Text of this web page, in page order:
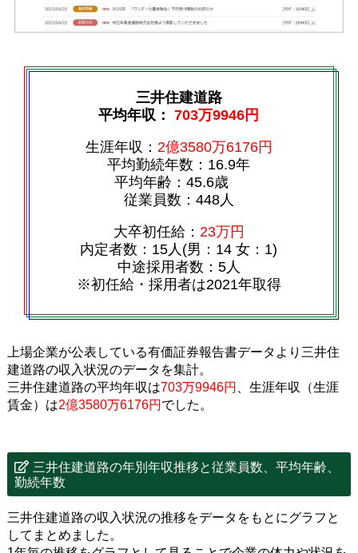
三井住建道路
平均年収：703万9946円
生涯年収： 2億3580万6176円
平均勤続年数：16.9年
平均年齢：45.6歳
従業員数：448人
大卒初任給： 23万円
内定者数：15人(男：14 女：1)
中途採用者数：5人
※初任給・採用者は2021年取得
上場企業が公表している有価証券報告書データより三井住
建道路の収入状況のデータを集計。
三井住建道路の平均年収は703万9946円
、生涯年収（生涯
賃金）は2億3580万6176円 でした。
三井住建道路の年別年収推移と従業員数、平均年齢、
勤続年数
三井住建道路の収入状況の推移をデータをもとにグラフと
してまとめました。